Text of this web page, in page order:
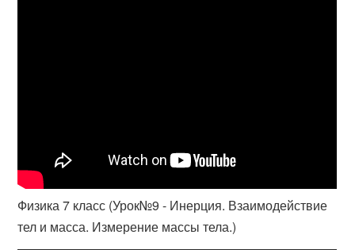
Физика 7 класс (Урок№9 - Инерция. Взаимодействие
тел и масса. Измерение массы тела.)